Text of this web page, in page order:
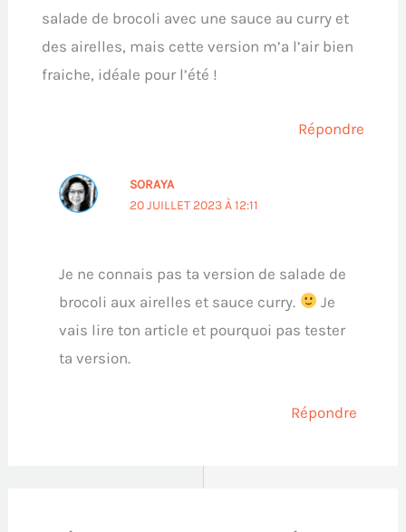
salade de brocoli avec une sauce au curry et
des airelles, mais cette version m’a l’air bien
fraiche, idéale pour l’été !
Répondre
SORAYA
20 JUILLET 2023 À 12:11
Je ne connais pas ta version de salade de
brocoli aux airelles et sauce curry.
Je
vais lire ton article et pourquoi pas tester
ta version.
Répondre